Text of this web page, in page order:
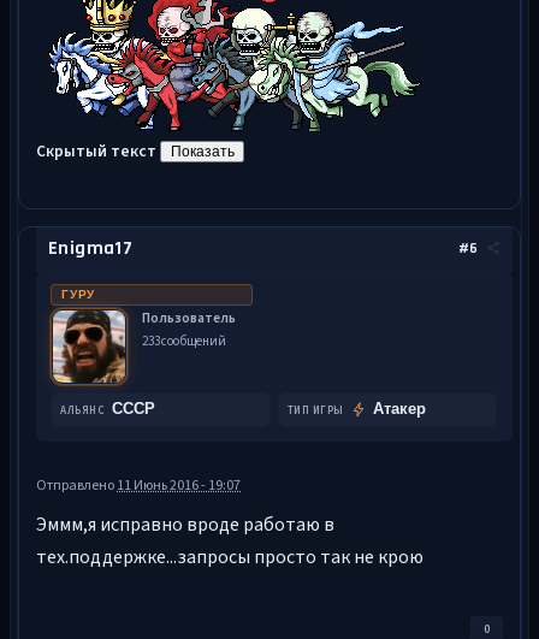
Скрытый текст
#6
Enigma17
ГУРУ
Пользователь
233 сообщений
АЛЬЯНС СССР ТИП ИГРЫ Атакер
Отправлено11 Июнь 2016 - 19:07
Эммм,я исправно вроде работаю в
тех.поддержке...запросы просто так не крою
0